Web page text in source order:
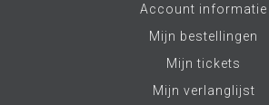
Account informatie
Mijn bestellingen
Mijn tickets
Mijn verlanglijst